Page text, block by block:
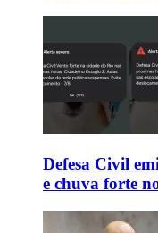
Defesa Civil
e chuva forte